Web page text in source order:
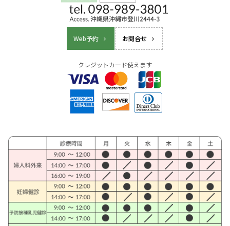
Web予約 お問合せ
クレジットカード使えます